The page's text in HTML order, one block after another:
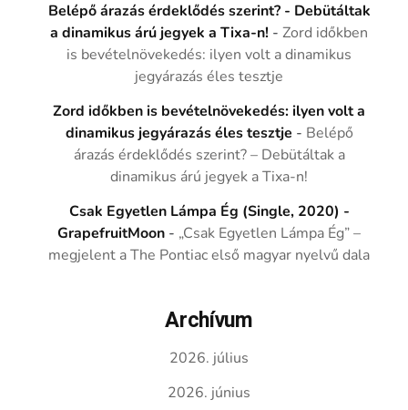
Belépő árazás érdeklődés szerint? - Debütáltak
a dinamikus árú jegyek a Tixa-n! -Zord időkben
is bevételnövekedés: ilyen volt a dinamikus
jegyárazás éles tesztje
Zord időkben is bevételnövekedés: ilyen volt a
dinamikus jegyárazás éles tesztje - Belépő
árazás érdeklődés szerint? – Debütáltak a
dinamikus árú jegyek a Tixa-n!
Csak Egyetlen Lámpa Ég (Single, 2020) -
GrapefruitMoon - „Csak Egyetlen Lámpa Ég” –
megjelent a The Pontiac első magyar nyelvű dala
Archívum
2026. július
2026. június